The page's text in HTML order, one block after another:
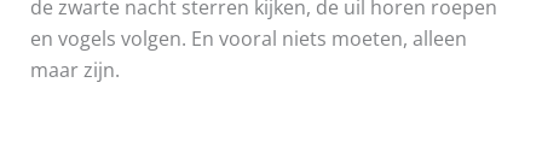
de zwarte nacht sterren kijken, de uil horen roepen
en vogels volgen. En vooral niets moeten, alleen
maar zijn.